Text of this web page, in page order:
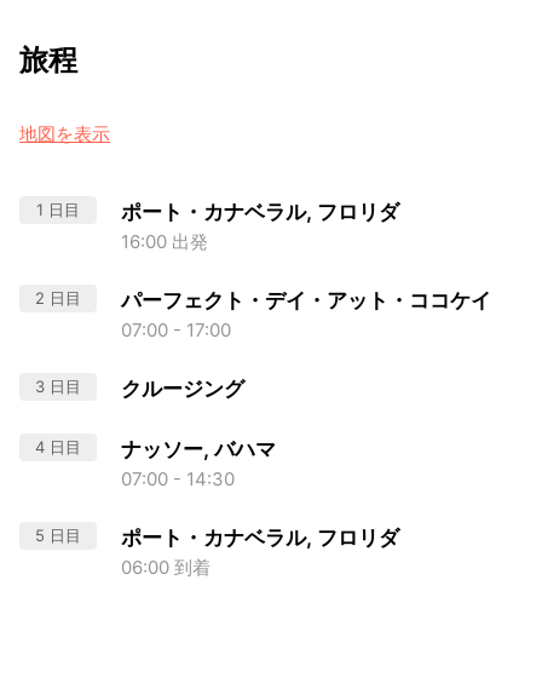
旅程
地図を表示
1 日目 ポート・カナベラル, フロリダ
16:00 出発
2 日目 パーフェクト・デイ・アット・ココケイ
07:00 - 17:00
3 日目 クルージング
4 日目 ナッソー, バハマ
07:00 - 14:30
5 日目 ポート・カナベラル, フロリダ
06:00 到着